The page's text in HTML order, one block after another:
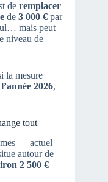
de remplacer
de 3 000 € par
mais peut
niveau de
la mesure
2026,
tout
— actuel
autour de
2 500 €